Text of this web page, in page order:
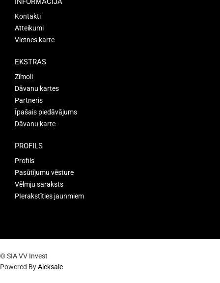
Kontakti
Atteikumi
Vietnes karte
EKSTRAS
Zīmoli
Dāvanu kartes
Partneris
Īpašais piedāvājums
Dāvanu karte
PROFILS
Profils
Pasūtījumu vēsture
Vēlmju saraksts
PIerakstīties jaunmiem
© SIA VV Invest
Powered ByAleksale